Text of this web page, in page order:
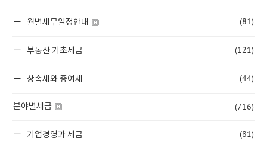
월별세무일정안내 (81)
부동산 기초세금 (121)
상속세와 증여세 (44)
분야별세금 (716)
기업경영과 세금 (81)